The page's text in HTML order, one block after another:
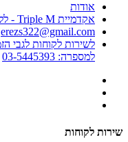
אודות
אקדמיית Triple M - ללימודי עיצוב שיער
erezs322@gmail.com
למספרה: 03-5445393
שירות לקוחות